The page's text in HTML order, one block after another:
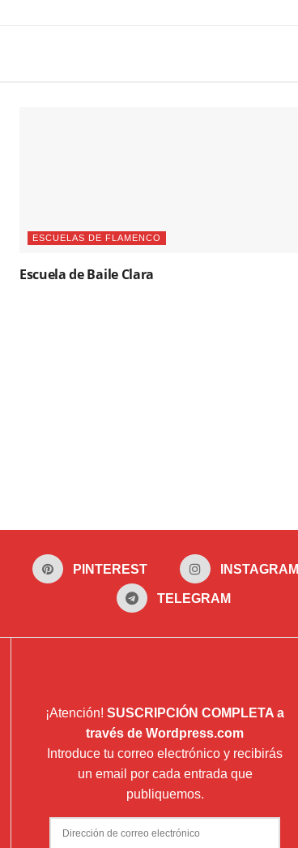
ESCUELAS DE FLAMENCO
Escuela de Baile Clara
PINTEREST INSTAGRAM
TELEGRAM
¡Atención! SUSCRIPCIÓN COMPLETA a
través de Wordpress.com
Introduce tu correo electrónico y recibirás
un email por cada entrada que
publiquemos.
Dirección